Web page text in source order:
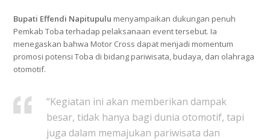
Bupati Effendi Napitupulu menyampaikan dukungan penuh
Pemkab Toba terhadap pelaksanaan event tersebut. Ia
menegaskan bahwa Motor Cross dapat menjadi momentum
promosi potensi Toba di bidang pariwisata, budaya, dan olahraga
otomotif.
“Kegiatan ini akan memberikan dampak
besar, tidak hanya bagi dunia otomotif, tapi
juga dalam memajukan pariwisata dan